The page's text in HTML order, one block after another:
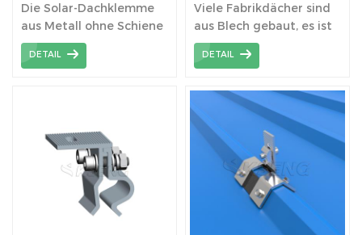
Die Solar-Dachklemme
aus Metall ohne Schiene
ist eine schienenlose
Montageklemme.
DETAIL
Metalldächern
Viele Fabrikdächer sind
aus Blech gebaut, es ist
eine sehr gute Idee, sie
mit PV-Modulen auf der
DETAIL